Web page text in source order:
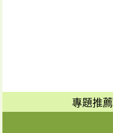
專題推薦